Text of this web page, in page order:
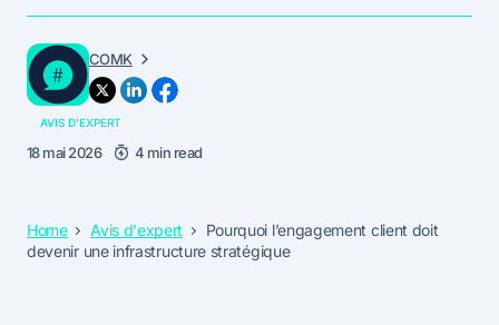
COMK
AVIS D'EXPERT
18 mai 2026 4 min read
Home Avis d'expert
Pourquoi l’engagement client doit
devenir une infrastructure stratégique